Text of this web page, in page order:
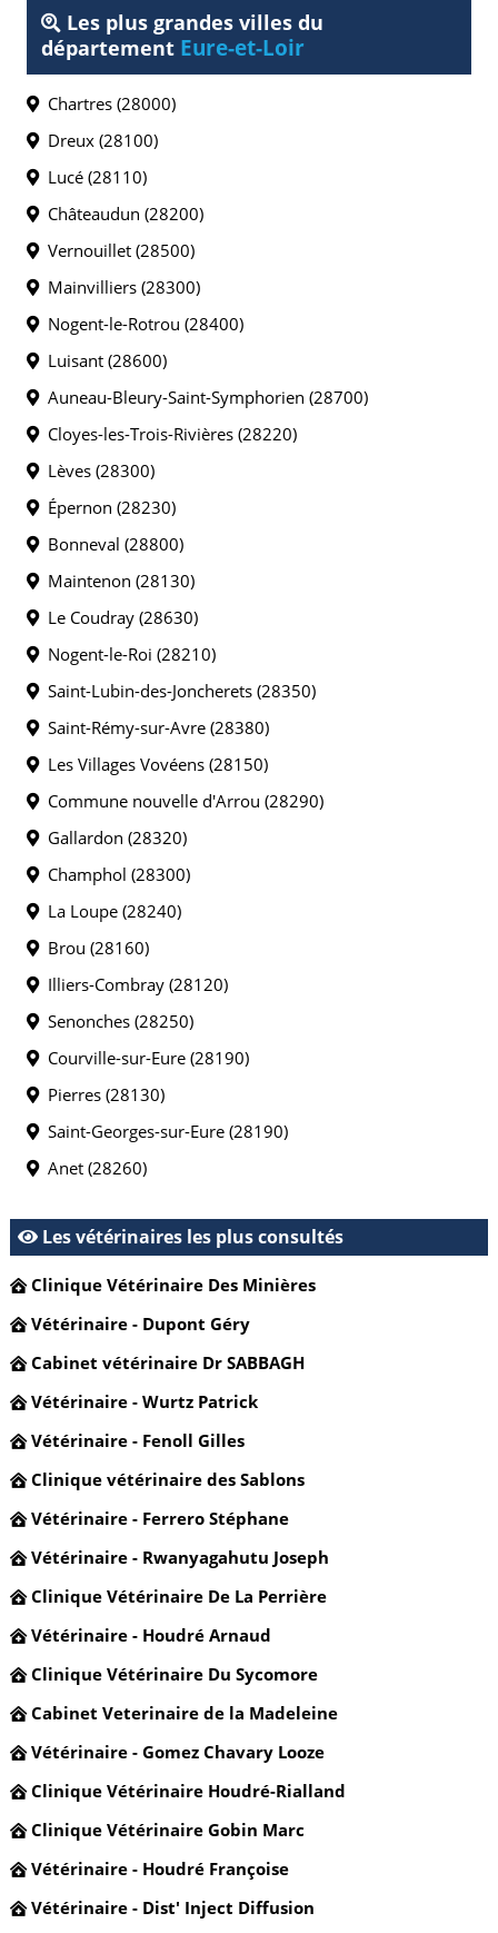
Les plus grandes villes du
département Eure-et-Loir
Chartres (28000)
Dreux (28100)
Lucé (28110)
Châteaudun (28200)
Vernouillet (28500)
Mainvilliers (28300)
Nogent-le-Rotrou (28400)
Luisant (28600)
Auneau-Bleury-Saint-Symphorien (28700)
Cloyes-les-Trois-Rivières (28220)
Lèves (28300)
Épernon (28230)
Bonneval (28800)
Maintenon (28130)
Le Coudray (28630)
Nogent-le-Roi (28210)
Saint-Lubin-des-Joncherets (28350)
Saint-Rémy-sur-Avre (28380)
Les Villages Vovéens (28150)
Commune nouvelle d'Arrou (28290)
Gallardon (28320)
Champhol (28300)
La Loupe (28240)
Brou (28160)
Illiers-Combray (28120)
Senonches (28250)
Courville-sur-Eure (28190)
Pierres (28130)
Saint-Georges-sur-Eure (28190)
Anet (28260)
Les vétérinaires les plus consultés
Clinique Vétérinaire Des Minières
Vétérinaire - Dupont Géry
Cabinet vétérinaire Dr SABBAGH
Vétérinaire - Wurtz Patrick
Vétérinaire - Fenoll Gilles
Clinique vétérinaire des Sablons
Vétérinaire - Ferrero Stéphane
Vétérinaire - Rwanyagahutu Joseph
Clinique Vétérinaire De La Perrière
Vétérinaire - Houdré Arnaud
Clinique Vétérinaire Du Sycomore
Cabinet Veterinaire de la Madeleine
Vétérinaire - Gomez Chavary Looze
Clinique Vétérinaire Houdré-Rialland
Clinique Vétérinaire Gobin Marc
Vétérinaire - Houdré Françoise
Vétérinaire - Dist' Inject Diffusion